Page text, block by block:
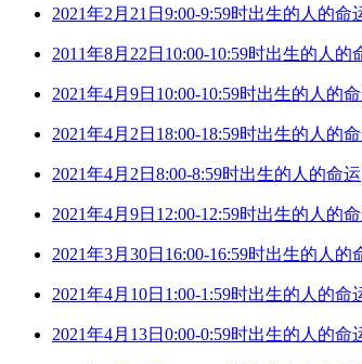
2021年2月21日9:00-9:59时出生的人的命
2011年8月22日10:00-10:59时出生的人的
2021年4月9日10:00-10:59时出生的人的
2021年4月2日18:00-18:59时出生的人的
2021年4月2日8:00-8:59时出生的人的命
2021年4月9日12:00-12:59时出生的人的
2021年3月30日16:00-16:59时出生的人的
2021年4月10日1:00-1:59时出生的人的命
2021年4月13日0:00-0:59时出生的人的命